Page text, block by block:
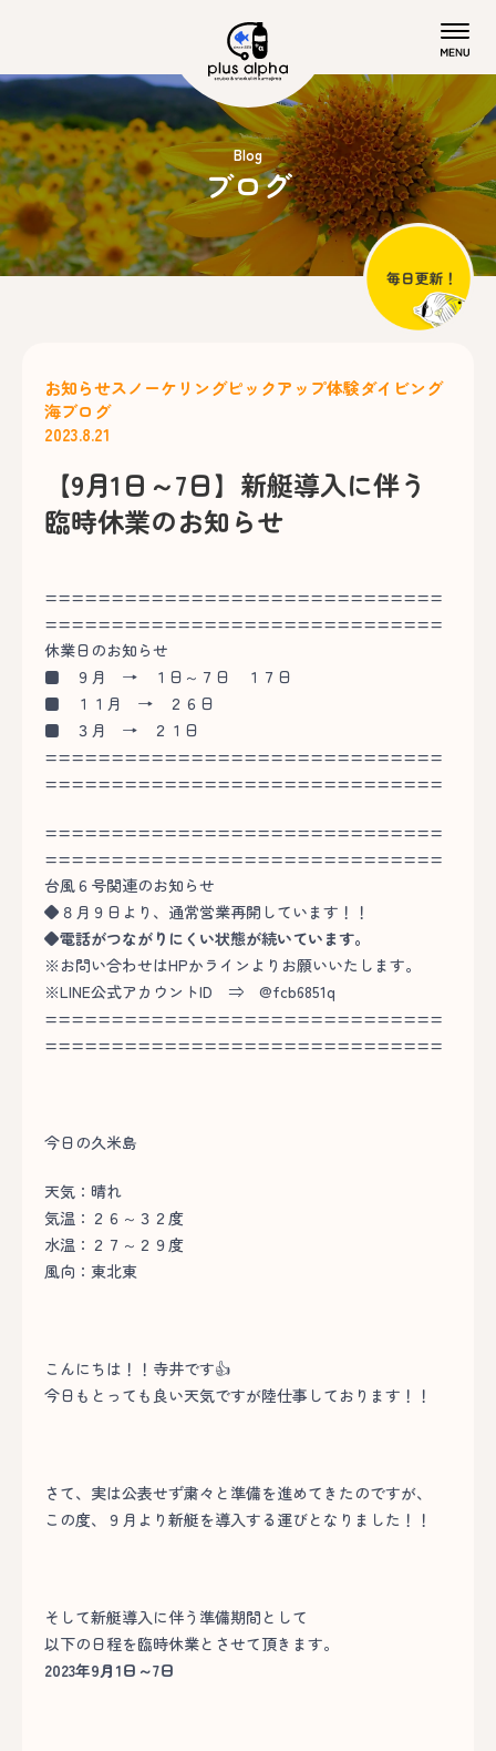
Blog
ブログ
お知らせスノーケリングピックアップ体験ダイビング
海ブログ
2023.8.21
【9月1日～7日】新艇導入に伴う
臨時休業のお知らせ
==============================
==============================
休業日のお知らせ
■ ９月 → １日～７日 １７日
■ １１月 → ２６日
■ ３月 → ２１日
==============================
==============================
==============================
==============================
台風６号関連のお知らせ
◆ ８月９日より、通常営業再開しています！！
◆電話がつながりにくい状態が続いています。
※お問い合わせはHPかラインよりお願いいたします。
※LINE公式アカウントID ⇒ @fcb6851q
==============================
==============================
今日の久米島
天気：晴れ
気温：２６～３２度
水温：２７～２９度
風向：東北東
こんにちは！！寺井です👍
今日もとっても良い天気ですが陸仕事しております！！
さて、実は公表せず粛々と準備を進めてきたのですが、
この度、９月より新艇を導入する運びとなりました！！
そして新艇導入に伴う準備期間として
以下の日程を臨時休業とさせて頂きます。
2023年9月1日～7日